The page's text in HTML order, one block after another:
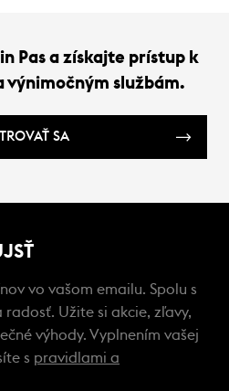
Pas a získajte prístup k
výnimočným službám.
SA
vo vašom emailu. Spolu s
Užite si akcie, zľavy,
výhody. Vyplnením vašej
s pravidlami a